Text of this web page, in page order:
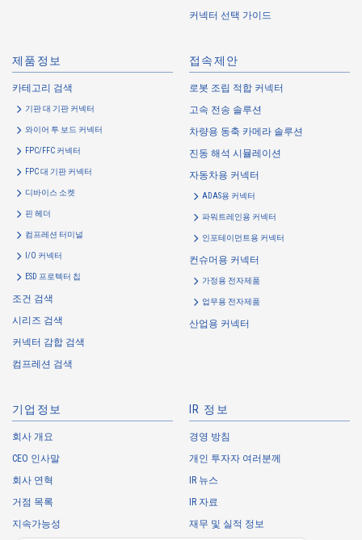
11007S 시리즈（1）
플로팅 커넥터 로봇 조립 적합 커넥터
11000S 시리즈（1）
커넥터 선택 가이드
제품정보
카테고리 검색
기판 대 기판 커넥터
와이어 투 보드 커넥터
FPC/FFC 커넥터
FPC 대 기판 커넥터
디바이스 소켓
핀 헤더
컴프레션 터미널
I/O 커넥터
ESD 프로텍터 칩
조건 검색
시리즈 검색
커넥터 감합 검색
컴프레션 검색
접속제안
로봇 조립 적합 커넥터
고속 전송 솔루션
차량용 동축 카메라 솔루션
진동 해석 시뮬레이션
자동차용 커넥터
ADAS용 커넥터
파워트레인용 커넥터
인포테이먼트용 커넥터
컨슈머용 커넥터
가정용 전자제품
업무용 전자제품
산업용 커넥터
기업정보
회사 개요
CEO 인사말
회사 연혁
거점 목록
지속가능성
IR 정보
경영 방침
개인 투자자 여러분께
IR 뉴스
IR 자료
재무 및 실적 정보